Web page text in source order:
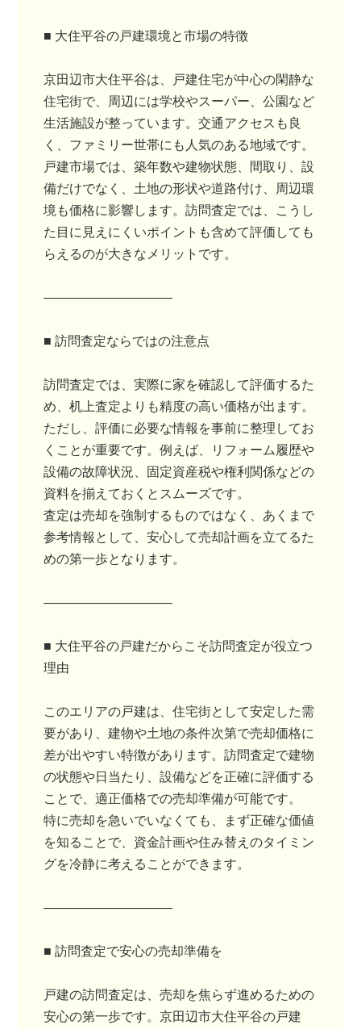
■ 大住平谷の戸建環境と市場の特徴
京田辺市大住平谷は、戸建住宅が中心の閑静な
住宅街で、周辺には学校やスーパー、公園など
生活施設が整っています。交通アクセスも良
く、ファミリー世帯にも人気のある地域です。
戸建市場では、築年数や建物状態、間取り、設
備だけでなく、土地の形状や道路付け、周辺環
境も価格に影響します。訪問査定では、こうし
た目に見えにくいポイントも含めて評価しても
らえるのが大きなメリットです。
――――――――――
■ 訪問査定ならではの注意点
訪問査定では、実際に家を確認して評価するた
め、机上査定よりも精度の高い価格が出ます。
ただし、評価に必要な情報を事前に整理してお
くことが重要です。例えば、リフォーム履歴や
設備の故障状況、固定資産税や権利関係などの
資料を揃えておくとスムーズです。
査定は売却を強制するものではなく、あくまで
参考情報として、安心して売却計画を立てるた
めの第一歩となります。
――――――――――
■ 大住平谷の戸建だからこそ訪問査定が役立つ
理由
このエリアの戸建は、住宅街として安定した需
要があり、建物や土地の条件次第で売却価格に
差が出やすい特徴があります。訪問査定で建物
の状態や日当たり、設備などを正確に評価する
ことで、適正価格での売却準備が可能です。
特に売却を急いでいなくても、まず正確な価値
を知ることで、資金計画や住み替えのタイミン
グを冷静に考えることができます。
――――――――――
■ 訪問査定で安心の売却準備を
戸建の訪問査定は、売却を焦らず進めるための
安心の第一歩です。京田辺市大住平谷の戸建